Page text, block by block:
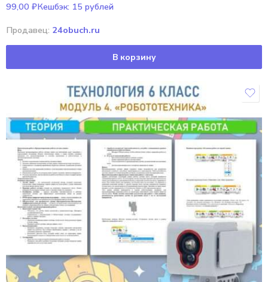
99,00 ₽Кешбэк: 15 рублей
Продавец: 24obuch.ru
В корзину